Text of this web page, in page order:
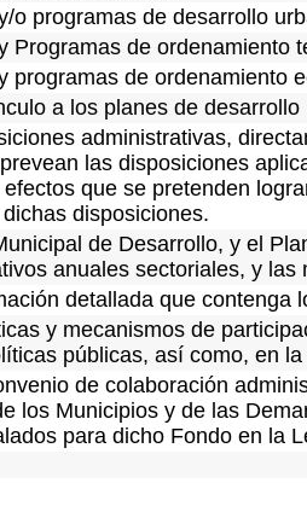
o programas de desarrollo
Programas de ordenamiento
programas de ordenamiento
a los planes de desarrollo
administrativas,
las disposiciones
que se pretenden
disposiciones.
de Desarrollo, y el
anuales sectoriales, y
detallada que contenga
y mecanismos de
públicas, así como, en
de colaboración
los Municipios y de las
para dicho Fondo en la